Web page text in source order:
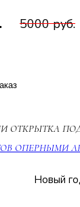
5000 руб.
ОТКРЫТКА
ОПЕРНЫМИ
Новый